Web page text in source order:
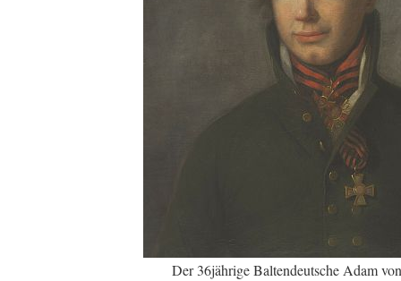
Der 36jährige Baltendeutsche Adam